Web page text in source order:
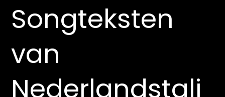
Songteksten
van
Nederlandstali